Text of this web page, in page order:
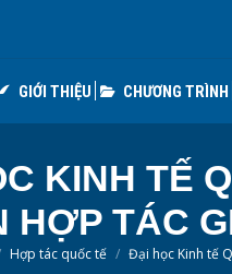
GIỚI THIỆU CHƯƠNG TRÌNH
KINH TẾ
HỢP TÁC
Hợp tác quốc tế Đại học Kinh tế